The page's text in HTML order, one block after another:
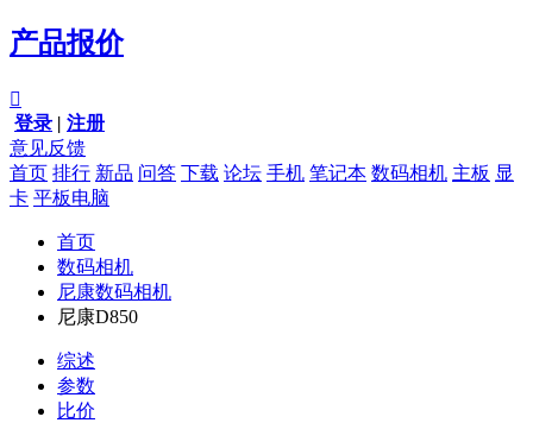
产品报价

登录 | 注册
意见反馈
首页 排行 新品 问答 下载 论坛 手机 笔记本 数码相机 主板 显
卡 平板电脑
首页
数码相机
尼康数码相机
尼康D850
综述
参数
比价